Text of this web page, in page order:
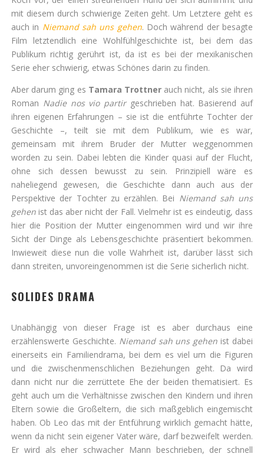
mit diesem durch schwierige Zeiten geht. Um Letztere geht es
auch in Niemand sah uns gehen. Doch während der besagte
Film letztendlich eine Wohlfühlgeschichte ist, bei dem das
Publikum richtig gerührt ist, da ist es bei der mexikanischen
Serie eher schwierig, etwas Schönes darin zu finden.
Aber darum ging es Tamara Trottner auch nicht, als sie ihren
Roman Nadie nos vio partirgeschrieben hat. Basierend auf
ihren eigenen Erfahrungen – sie ist die entführte Tochter der
Geschichte –, teilt sie mit dem Publikum, wie es war,
gemeinsam mit ihrem Bruder der Mutter weggenommen
worden zu sein. Dabei lebten die Kinder quasi auf der Flucht,
ohne sich dessen bewusst zu sein. Prinzipiell wäre es
naheliegend gewesen, die Geschichte dann auch aus der
Perspektive der Tochter zu erzählen. Bei Niemand sah uns
gehen ist das aber nicht der Fall. Vielmehr ist es eindeutig, dass
hier die Position der Mutter eingenommen wird und wir ihre
Sicht der Dinge als Lebensgeschichte präsentiert bekommen.
Inwieweit diese nun die volle Wahrheit ist, darüber lässt sich
dann streiten, unvoreingenommen ist die Serie sicherlich nicht.
SOLIDES DRAMA
Unabhängig von dieser Frage ist es aber durchaus eine
erzählenswerte Geschichte. Niemand sah uns gehen ist dabei
einerseits ein Familiendrama, bei dem es viel um die Figuren
und die zwischenmenschlichen Beziehungen geht. Da wird
dann nicht nur die zerrüttete Ehe der beiden thematisiert. Es
geht auch um die Verhältnisse zwischen den Kindern und ihren
Eltern sowie die Großeltern, die sich maßgeblich eingemischt
haben. Ob Leo das mit der Entführung wirklich gemacht hätte,
wenn da nicht sein eigener Vater wäre, darf bezweifelt werden.
Er wird als eher schwacher Mann beschrieben, der schnell